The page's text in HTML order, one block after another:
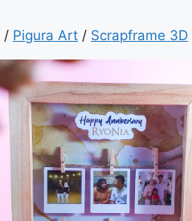
/ Pigura Art / Scrapframe 3D